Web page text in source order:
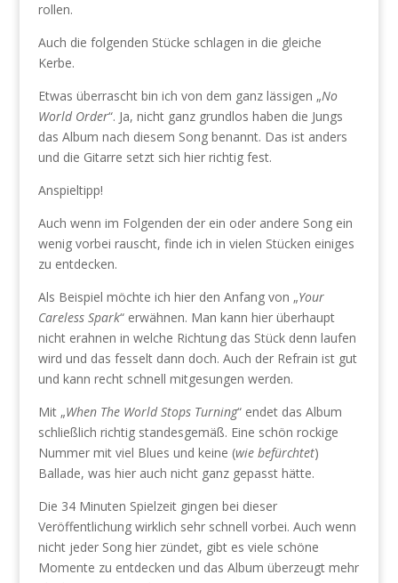
rollen.
Auch die folgenden Stücke schlagen in die gleiche
Kerbe.
Etwas überrascht bin ich von dem ganz lässigen „No
World Order“. Ja, nicht ganz grundlos haben die Jungs
das Album nach diesem Song benannt. Das ist anders
und die Gitarre setzt sich hier richtig fest.
Anspieltipp!
Auch wenn im Folgenden der ein oder andere Song ein
wenig vorbei rauscht, finde ich in vielen Stücken einiges
zu entdecken.
Als Beispiel möchte ich hier den Anfang von „Your
Careless Spark“ erwähnen. Man kann hier überhaupt
nicht erahnen in welche Richtung das Stück denn laufen
wird und das fesselt dann doch. Auch der Refrain ist gut
und kann recht schnell mitgesungen werden.
Mit „When The World Stops Turning“ endet das Album
schließlich richtig standesgemäß. Eine schön rockige
Nummer mit viel Blues und keine (wie befürchtet)
Ballade, was hier auch nicht ganz gepasst hätte.
Die 34 Minuten Spielzeit gingen bei dieser
Veröffentlichung wirklich sehr schnell vorbei. Auch wenn
nicht jeder Song hier zündet, gibt es viele schöne
Momente zu entdecken und das Album überzeugt mehr